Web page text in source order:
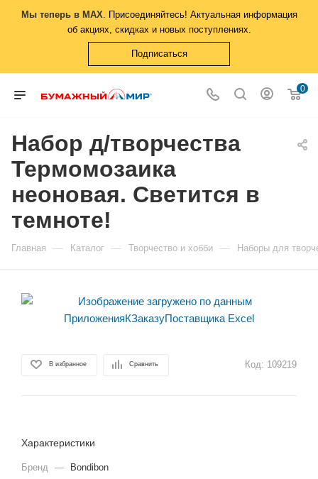
Мы теперь в MAX. Присоединяйтесь! Актуальная информация
об акциях, скидках и новых поступлениях.
Подписаться
0
Набор д/творчества
Термомозаика
неоновая. Светится в
темноте!
Главная — Каталог — Творчество и хобби — Наборы для
В избранное Сравнить Код: 109219
Характеристики
Бренд — Bondibon